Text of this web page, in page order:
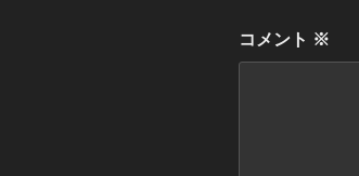
コメント ※